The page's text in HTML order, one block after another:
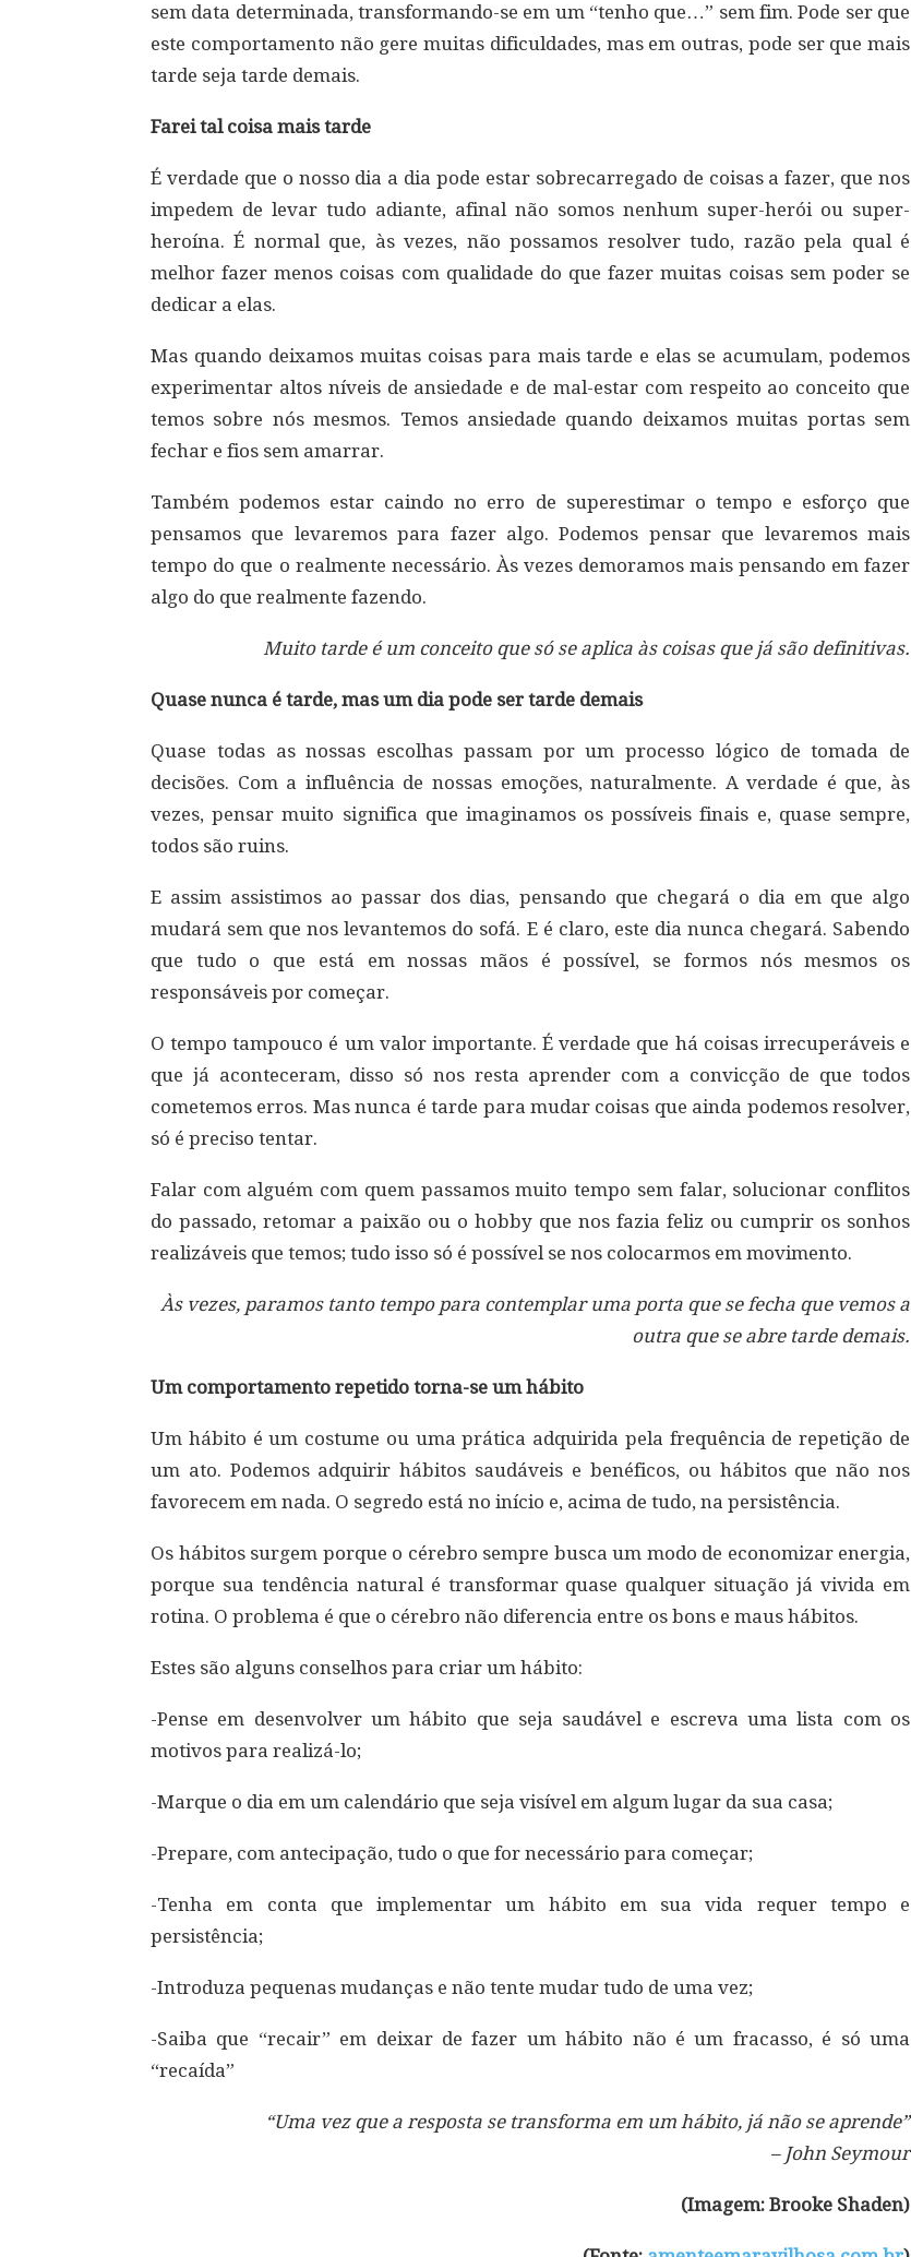
sem data determinada, transformando-se em um “tenho que…” sem fim. Pode ser que
este comportamento não gere muitas dificuldades, mas em outras, pode ser que mais
tarde seja tarde demais.
Farei tal coisa mais tarde
É verdade que o nosso dia a dia pode estar sobrecarregado de coisas a fazer, que nos
impedem de levar tudo adiante, afinal não somos nenhum super-herói ou super-
heroína. É normal que, às vezes, não possamos resolver tudo, razão pela qual é
melhor fazer menos coisas com qualidade do que fazer muitas coisas sem poder se
dedicar a elas.
Mas quando deixamos muitas coisas para mais tarde e elas se acumulam, podemos
experimentar altos níveis de ansiedade e de mal-estar com respeito ao conceito que
temos sobre nós mesmos. Temos ansiedade quando deixamos muitas portas sem
fechar e fios sem amarrar.
Também podemos estar caindo no erro de superestimar o tempo e esforço que
pensamos que levaremos para fazer algo. Podemos pensar que levaremos mais
tempo do que o realmente necessário. Às vezes demoramos mais pensando em fazer
algo do que realmente fazendo.
Muito tarde é um conceito que só se aplica às coisas que já são definitivas.
Quase nunca é tarde, mas um dia pode ser tarde demais
Quase todas as nossas escolhas passam por um processo lógico de tomada de
decisões. Com a influência de nossas emoções, naturalmente. A verdade é que, às
vezes, pensar muito significa que imaginamos os possíveis finais e, quase sempre,
todos são ruins.
E assim assistimos ao passar dos dias, pensando que chegará o dia em que algo
mudará sem que nos levantemos do sofá. E é claro, este dia nunca chegará. Sabendo
que tudo o que está em nossas mãos é possível, se formos nós mesmos os
responsáveis por começar.
O tempo tampouco é um valor importante. É verdade que há coisas irrecuperáveis e
que já aconteceram, disso só nos resta aprender com a convicção de que todos
cometemos erros. Mas nunca é tarde para mudar coisas que ainda podemos resolver,
só é preciso tentar.
Falar com alguém com quem passamos muito tempo sem falar, solucionar conflitos
do passado, retomar a paixão ou o hobby que nos fazia feliz ou cumprir os sonhos
realizáveis que temos; tudo isso só é possível se nos colocarmos em movimento.
Às vezes, paramos tanto tempo para contemplar uma porta que se fecha que vemos a
outra que se abre tarde demais.
Um comportamento repetido torna-se um hábito
Um hábito é um costume ou uma prática adquirida pela frequência de repetição de
um ato. Podemos adquirir hábitos saudáveis e benéficos, ou hábitos que não nos
favorecem em nada. O segredo está no início e, acima de tudo, na persistência.
Os hábitos surgem porque o cérebro sempre busca um modo de economizar energia,
porque sua tendência natural é transformar quase qualquer situação já vivida em
rotina. O problema é que o cérebro não diferencia entre os bons e maus hábitos.
Estes são alguns conselhos para criar um hábito:
-Pense em desenvolver um hábito que seja saudável e escreva uma lista com os
motivos para realizá-lo;
-Marque o dia em um calendário que seja visível em algum lugar da sua casa;
-Prepare, com antecipação, tudo o que for necessário para começar;
-Tenha em conta que implementar um hábito em sua vida requer tempo e
persistência;
-Introduza pequenas mudanças e não tente mudar tudo de uma vez;
-Saiba que “recair” em deixar de fazer um hábito não é um fracasso, é só uma
“recaída”
“Uma vez que a resposta se transforma em um hábito, já não se aprende”
– John Seymour
(Imagem: Brooke Shaden)